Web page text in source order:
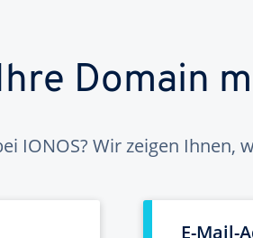
Domain
IONOS? Wir zeigen Ihnen,
E-Mail-